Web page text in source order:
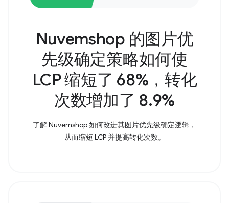
Nuvemshop 的图片优
先级确定策略如何使
LCP 缩短了 68%，转化
次数增加了 8.9%
了解 Nuvemshop 如何改进其图片优先级确定逻辑，
从而缩短 LCP 并提高转化次数。